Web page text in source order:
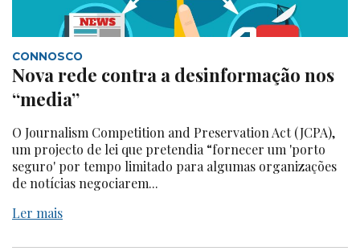
CONNOSCO
Nova rede contra a desinformação nos
“media”
O Journalism Competition and Preservation Act (JCPA),
um projecto de lei que pretendia “fornecer um 'porto
seguro' por tempo limitado para algumas organizações
de notícias negociarem...
Ler mais